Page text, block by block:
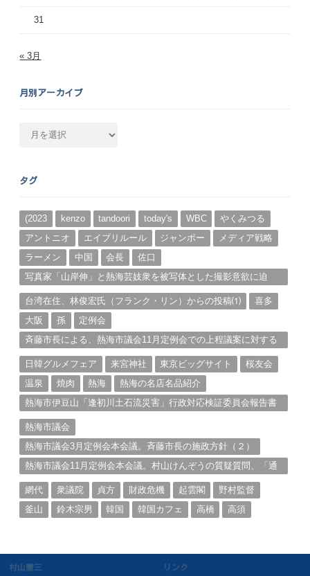
31
« 3月
月別アーカイブ
カ
ブ
タグ
(2023 kenzo tandoori today's WBC
やくみつる
アントニオ
エイプリルール ジャンボー
メディア戦略
ラーメン
中国 会長
佐口
写真家「山岸伸」と熱海芸妓衆を被写体とした撮影意欲に迫
台湾在住、林俊宏氏（フランク・リン）からの投稿⑴
喜多
大阪
孫
定例会
斉藤市長による、熱海市議会11月定例会での上程議案に対する
日韓グルメフェア
来宮神社 東京ビッグサイト
桜友会
温泉
焼肉 熱海
熱海の名店名品紹介
熱海市伊豆山「逢初川土石流災害」行政対応検証委員会報告書
熱海市議会
熱海市議会3月定例会本会議。斉藤市長の施政方針（２）
熱海市議会11月定例会本会議。村山けんぞうの質疑質問、「通
網代
衆議院 貞方 財政危機 起雲閣
野村監督
釜山
鈴木宗男 韓国 韓国カフェ 高橋 高須
村山憲三 リンク